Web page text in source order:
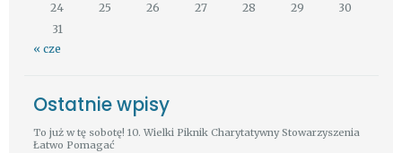
24 25 26 27 28 29
30
31
« cze
Ostatnie wpisy
To już w tę sobotę! 10. Wielki Piknik Charytatywny Stowarzyszenia
Łatwo Pomagać